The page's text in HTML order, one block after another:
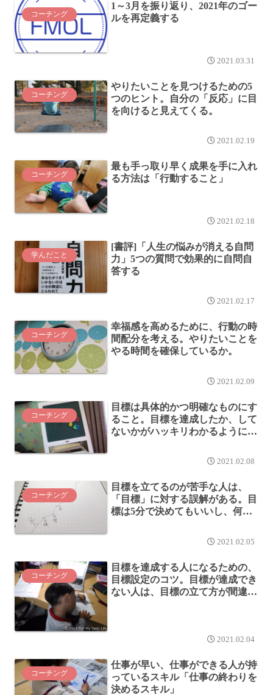
コーチング
1～3月を振り返り、2021年のゴー
ルを再定義する
2021.03.31
コーチング
やりたいことを見つけるための5
つのヒント。自分の「反応」に目
を向けると見えてくる。
2021.02.19
コーチング
最も手っ取り早く成果を手に入れ
る方法は「行動すること」
2021.02.18
学んだこと
[書評]「人生の悩みが消える自問
力」5つの質問で効果的に自問自
答する
2021.02.17
コーチング
幸福感を高めるために、行動の時
間配分を考える。やりたいことを
やる時間を確保しているか。
2021.02.09
コーチング
目標は具体的かつ明確なものにす
ること。目標を達成したか、して
ないかがハッキリわかるようにし
2021.02.08
コーチング
目標を立てるのが苦手な人は、
「目標」に対する誤解がある。目
標は5分で決めてもいいし、何度
2021.02.05
コーチング
目標を達成する人になるための、
目標設定のコツ。目標が達成でき
ない人は、目標の立て方が間違っ
2021.02.04
コーチング
仕事が早い、仕事ができる人が持
っているスキル「仕事の終わりを
決めるスキル」